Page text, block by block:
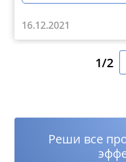
16.12.2021
1/2
Реши все